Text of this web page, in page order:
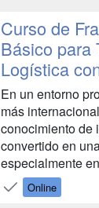
mejorar la
También nos
Curso de
Básico para
Logística
En un entorno
más
conocimiento de
convertido en
especialmente
transporte y la
contacto con
Online